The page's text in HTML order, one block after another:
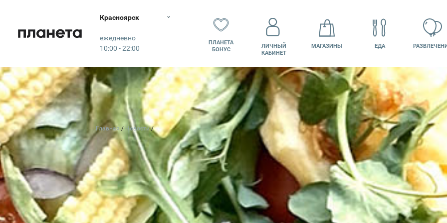
Планета
Красноярск
ежедневно
10:00 - 22:00
ПЛАНЕТА
БОНУС
ЛИЧНЫЙ
КАБИНЕТ
МАГАЗИНЫ ЕДА
КИНО ВАКАНСИИ
ПОДАРОЧНАЯ
КАРТА
Главная Новости